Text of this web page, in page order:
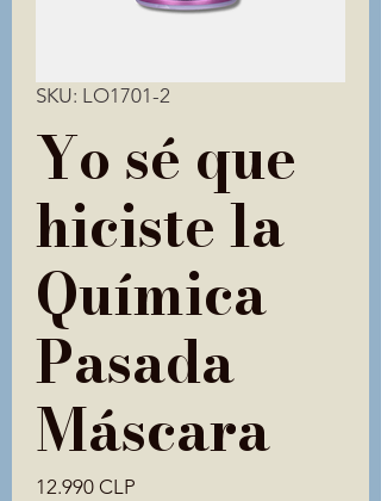
SKU: LO1701-2
Yo sé que
hiciste la
Química
Pasada
Máscara
12.990 CLP